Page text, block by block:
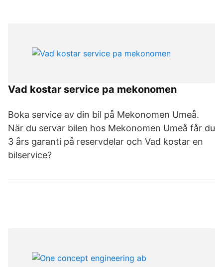
Vad kostar service pa mekonomen
Boka service av din bil på Mekonomen Umeå.
När du servar bilen hos Mekonomen Umeå får du
3 års garanti på reservdelar och Vad kostar en
bilservice?